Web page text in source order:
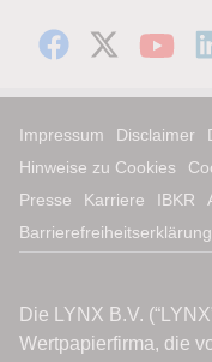
Impressum Disclaimer
Hinweise zu Cookies
Presse
Karriere IBKR
Barrierefreiheitserklärung